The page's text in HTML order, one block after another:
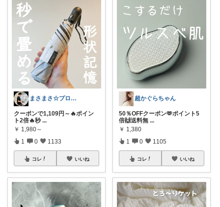
まさまさ☆プロフも見てね✨
クーポンで1,109円～🔥ポイン
ト2倍🔥秒 ...
￥ 1,980～
1 0 1133
コレ いいね
超かぐらちゃん
50％OFFクーポン🫶ポイント5
倍🙌送料無 ...
￥ 1,380
1 0 1105
コレ いいね